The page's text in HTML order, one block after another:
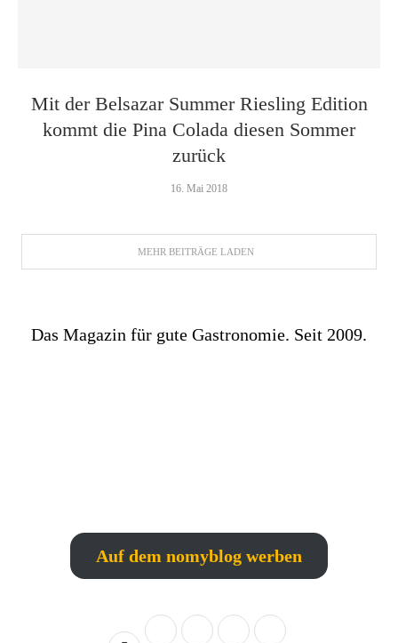
Mit der Belsazar Summer Riesling Edition
kommt die Pina Colada diesen Sommer
zurück
16. Mai 2018
MEHR BEITRÄGE LADEN
Das Magazin für gute Gastronomie. Seit 2009.
Auf dem nomyblog werben